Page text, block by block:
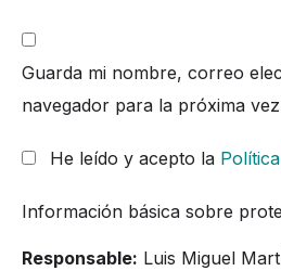
Guarda mi nombre, correo
navegador para la próxima
He leído y acepto la
Información básica sobre
Responsable: Luis Miguel